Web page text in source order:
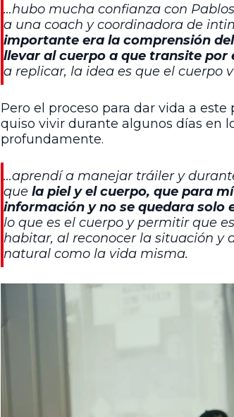
…hubo mucha confianza con
a una coach y coordinadora de
importante era la comprensión
llevar al cuerpo a que transite por
a replicar, la idea es que el cuerpo
Pero el proceso para dar vida a
quiso vivir durante algunos días en
profundamente.
…aprendí a manejar tráiler y
que la piel y el cuerpo, que para
información y no se quedara solo
lo que es el cuerpo y permitir que
habitar, al reconocer la situación y
natural como la vida misma.